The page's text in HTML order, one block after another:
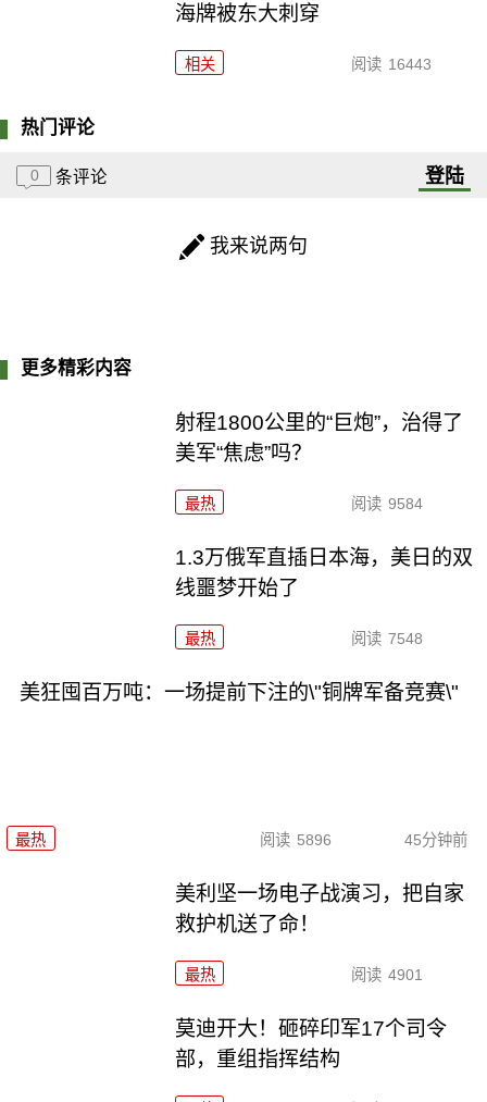
海牌被东大刺穿
相关 阅读 16443
热门评论
0 条评论 登陆
我来说两句
更多精彩内容
射程1800公里的“巨炮”，治得了
美军“焦虑”吗？
最热 阅读 9584
1.3万俄军直插日本海，美日的双
线噩梦开始了
最热 阅读 7548
美狂囤百万吨：一场提前下注的\"铜牌军备竞赛\"
最热 阅读 5896 45分钟前
美利坚一场电子战演习，把自家
救护机送了命！
最热 阅读 4901
莫迪开大！砸碎印军17个司令
部，重组指挥结构